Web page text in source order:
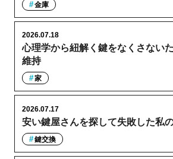
金庫
心理学から紐解く鍵をなくさない
維持
2026.07.18
家
安い鍵屋さんを探して失敗した私
2026.07.17
鍵交換